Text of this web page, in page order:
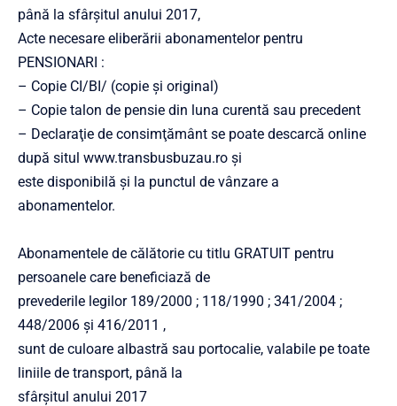
până la sfârşitul anului 2017,
Acte necesare eliberării abonamentelor pentru
PENSIONARI :
– Copie CI/BI/ (copie şi original)
– Copie talon de pensie din luna curentă sau precedent
– Declaraţie de consimţământ se poate descarcă online
după situl www.transbusbuzau.ro şi
este disponibilă şi la punctul de vânzare a
abonamentelor.
Abonamentele de călătorie cu titlu GRATUIT pentru
persoanele care beneficiază de
prevederile legilor 189/2000 ; 118/1990 ; 341/2004 ;
448/2006 şi 416/2011 ,
sunt de culoare albastră sau portocalie, valabile pe toate
liniile de transport, până la
sfârşitul anului 2017